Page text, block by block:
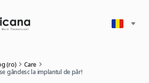
(ro)
Care
gândesc la implantul de păr!